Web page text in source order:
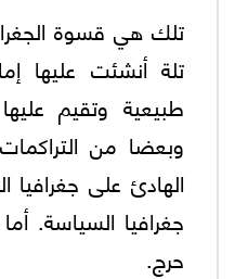
تلك هي قسوة
تلة أنشئت عليها
طبيعية وتقيم
وبعضا من
الهادئ على
جغرافيا السياسة.
حرج.